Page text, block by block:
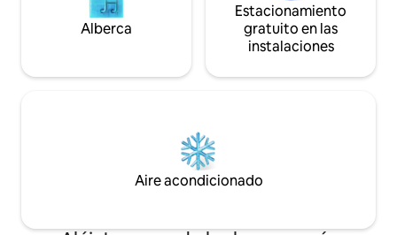
Alberca
Estacionamiento
gratuito en las
instalaciones
Aire acondicionado